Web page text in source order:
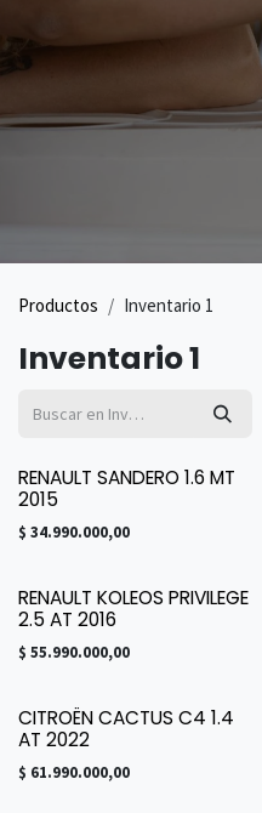
Productos Inventario 1
Inventario 1
RENAULT SANDERO 1.6 MT
2015
$ 34.990.000,00
RENAULT KOLEOS PRIVILEGE
2.5 AT 2016
$ 55.990.000,00
CITROËN CACTUS C4 1.4
AT 2022
$ 61.990.000,00